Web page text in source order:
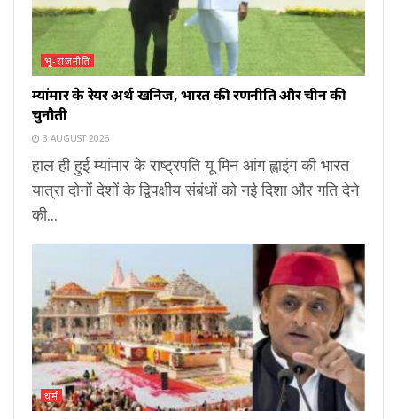
भू-राजनीति
म्यांमार के रेयर अर्थ खनिज, भारत की रणनीति और चीन की
चुनौती
3 AUGUST 2026
हाल ही हुई म्यांमार के राष्ट्रपति यू मिन आंग ह्लाइंग की भारत
यात्रा दोनों देशों के द्विपक्षीय संबंधों को नई दिशा और गति देने
की...
धर्म